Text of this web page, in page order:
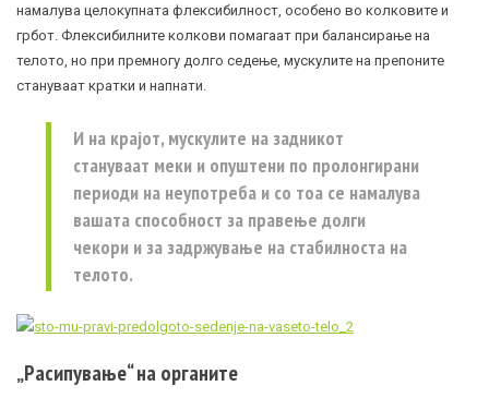
намалува целокупната флексибилност, особено во колковите и
грбот. Флексибилните колкови помагаат при балансирање на
телото, но при премногу долго седење, мускулите на препоните
стануваат кратки и напнати.
И на крајот, мускулите на задникот
стануваат меки и опуштени по пролонгирани
периоди на неупотреба и со тоа се намалува
вашата способност за правење долги
чекори и за задржување на стабилноста на
телото.
„Расипување“ на органите